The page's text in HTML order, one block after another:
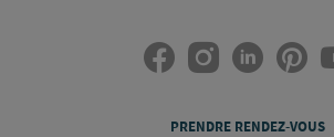
PRENDRE RENDEZ-VOUS